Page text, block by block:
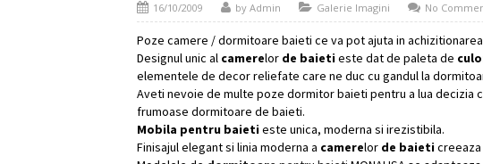
16/10/2009 by Admin Galerie Imagini No
Poze camere / dormitoare baieti ce va pot ajuta in
Designul unic al camerelorde baietieste dat de paleta de
elementele de decor reliefate care ne duc cu gandul la
Aveti nevoie de multe poze dormitor baieti pentru a lua decizia
frumoase dormitoare de baieti.
Mobila pentru baietieste unica, moderna si irezistibila.
Finisajul elegant si linia moderna a camerelorde baieticreeaza